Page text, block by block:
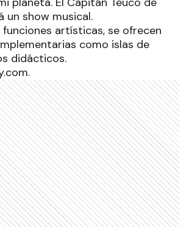
un show musical.
artísticas, se ofrecen
como islas de
didácticos.